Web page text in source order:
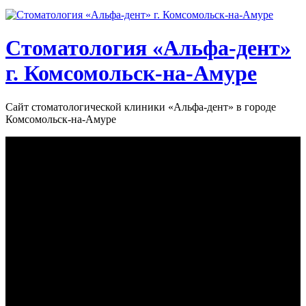
Стоматология «‎Альфа-дент»‎
г. Комсомольск-на-Амуре
Сайт стоматологической клиники «‎Альфа-дент» в городе
Комсомольск-на-Амуре